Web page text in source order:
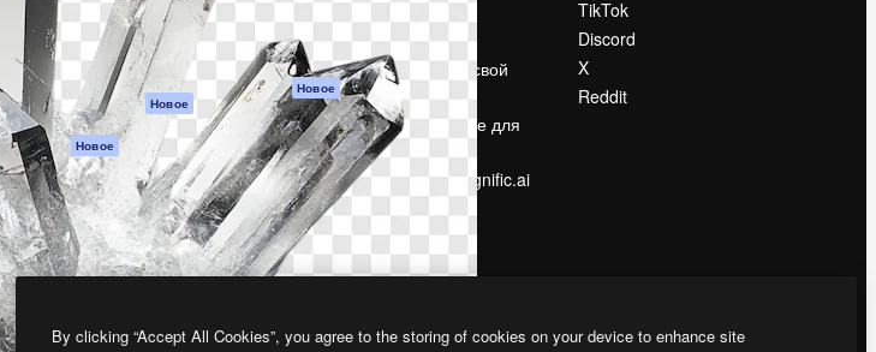
Генератор голоса
на основе ИИ
Стоковый контент
MCP для
Claude/ChatGPT
Новое
Агенты Новое
API
Мобильное
приложение
Все инструменты
Magnific
Политика
конфиденциальности
Оригиналы Новое
Политика файлов
cookie
Центр доверия
Партнеры
Предприятие
Slidesgo
Продайте свой
контент
Помещение для
прессы
Ищете magnific.ai
TikTok
Discord
X
Reddit
By clicking “Accept All Cookies”, you agree to the storing of cookies on your device to enhance site